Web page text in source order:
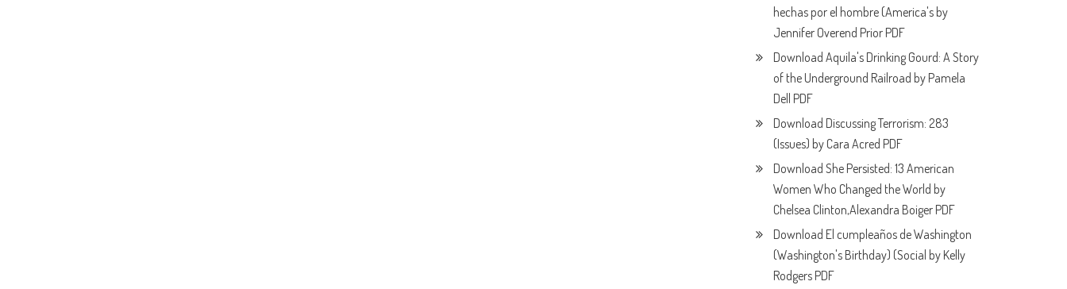
hechas por el hombre (America's by
Jennifer Overend Prior PDF
Download Aquila's Drinking Gourd: A Story
of the Underground Railroad by Pamela
Dell PDF
Download Discussing Terrorism: 283
(Issues) by Cara Acred PDF
Download She Persisted: 13 American
Women Who Changed the World by
Chelsea Clinton,Alexandra Boiger PDF
Download El cumpleaños de Washington
(Washington's Birthday) (Social by Kelly
Rodgers PDF